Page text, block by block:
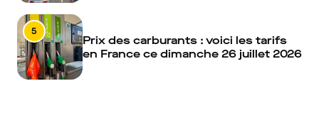
5
Prix des carburants : voici les tarifs
en France ce dimanche 26 juillet 2026